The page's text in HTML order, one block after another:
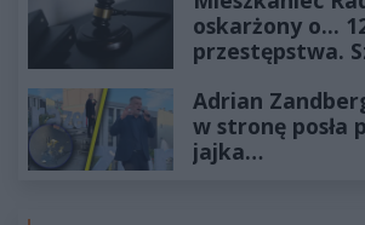
oskarżony o...
przestępstwa.
złotych
Adrian
w stronę posła
jajka…